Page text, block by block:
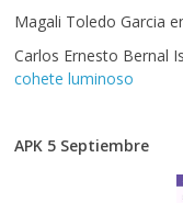
Magali Toledo Garcia
Carlos Ernesto Bernal
cohete luminoso
APK 5 Septiembre